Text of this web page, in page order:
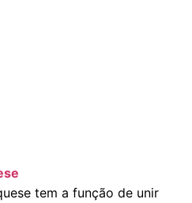
tem a função de unir